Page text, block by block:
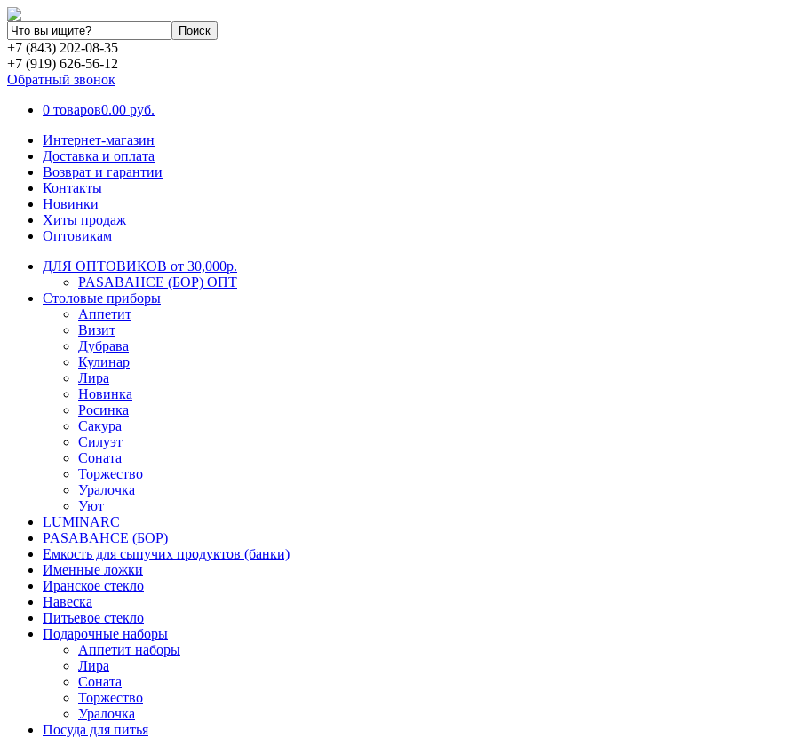
+7 (843) 202-08-35
+7 (919) 626-56-12
Обратный звонок
0 товаров0.00 руб.
Интернет-магазин
Доставка и оплата
Возврат и гарантии
Контакты
Новинки
Хиты продаж
Оптовикам
ДЛЯ ОПТОВИКОВ от 30,000р.
PASABAHCE (БОР) ОПТ
Столовые приборы
Аппетит
Визит
Дубрава
Кулинар
Лира
Новинка
Росинка
Сакура
Силуэт
Соната
Торжество
Уралочка
Уют
LUMINARC
PASABAHCE (БОР)
Емкость для сыпучих продуктов (банки)
Именные ложки
Иранское стекло
Навеска
Питьевое стекло
Подарочные наборы
Аппетит наборы
Лира
Соната
Торжество
Уралочка
Посуда для питья